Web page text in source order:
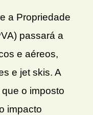
a Propriedade
passará a
e aéreos,
e jet skis. A
o imposto
impacto